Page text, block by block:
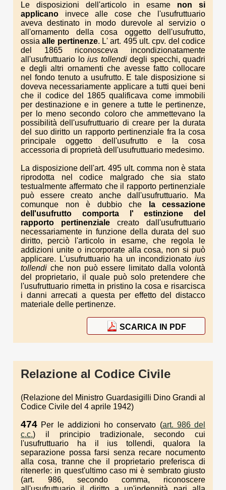
Le disposizioni dell'articolo in esame non si
applicano invece alle cose che l'usufruttuario
aveva destinato in modo durevole al servizio o
all'ornamento della cosa oggetto dell'usufrutto,
ossiaalle pertinenze. L' art. 495 ult. cpv. del codice
del 1865 riconosceva incondizionatamente
all'usufruttuario lo ius tollendi degli specchi, quadri
e degli altri ornamenti che avesse fatto collocare
nel fondo tenuto a usufrutto. E tale disposizione si
doveva necessariamente applicare a tutti quei beni
che il codice del 1865 qualificava come immobili
per destinazione e in genere a tutte le pertinenze,
per lo meno secondo coloro che ammettevano la
possibilità dell'usufruttuario di creare per la durata
del suo diritto un rapporto pertinenziale fra la cosa
principale oggetto dell'usufrutto e la cosa
accessoria di proprietà dell'usufruttuario medesimo.
La disposizione dell'art. 495 ult. comma non è stata
riprodotta nel codice malgrado che sia stato
testualmente affermato che il rapporto pertinenziale
può essere creato anche dall'usufruttuario. Ma
comunque non è dubbio che
la cessazione
dell'usufrutto comporta l' estinzione del
rapporto pertinenziale creato dall'usufruttuario
necessariamente in funzione della durata del suo
diritto, perciò l'articolo in esame, che regola le
addizioni unite o incorporate alla cosa, non si può
applicare. L'usufruttuario ha un incondizionato ius
tollendi che non può essere limitato dalla volontà
del proprietario, il quale può solo pretendere che
l'usufruttuario rimetta in pristino la cosa e risarcisca
i danni arrecati a questa per effetto del distacco
materiale delle pertinenze.
SCARICA IN PDF
Relazione al Codice Civile
(Relazione del Ministro Guardasigilli Dino Grandi al
Codice Civile del 4 aprile 1942)
474 Per le addizioni ho conservato (art. 986 del
c.c.) il principio tradizionale, secondo cui
l'usufruttuario ha il ius tollendi, qualora la
separazione possa farsi senza recare nocumento
alla cosa, tranne che il proprietario preferisca di
ritenerle: in quest'ultimo caso mi è sembrato giusto
(art. 986, secondo comma, riconoscere